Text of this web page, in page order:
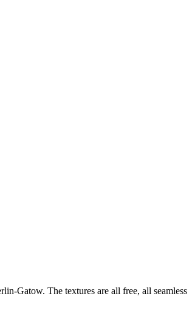
Gatow. The textures are all free, all seamless